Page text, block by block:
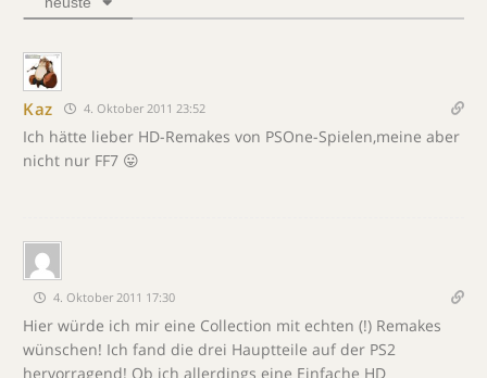
Kaz 4. Oktober 2011 23:52
Ich hätte lieber HD-Remakes von PSOne-Spielen,meine aber
nicht nur FF7 😛
4. Oktober 2011 17:30
Hier würde ich mir eine Collection mit echten (!) Remakes
wünschen! Ich fand die drei Hauptteile auf der PS2
hervorragend! Ob ich allerdings eine Einfache HD